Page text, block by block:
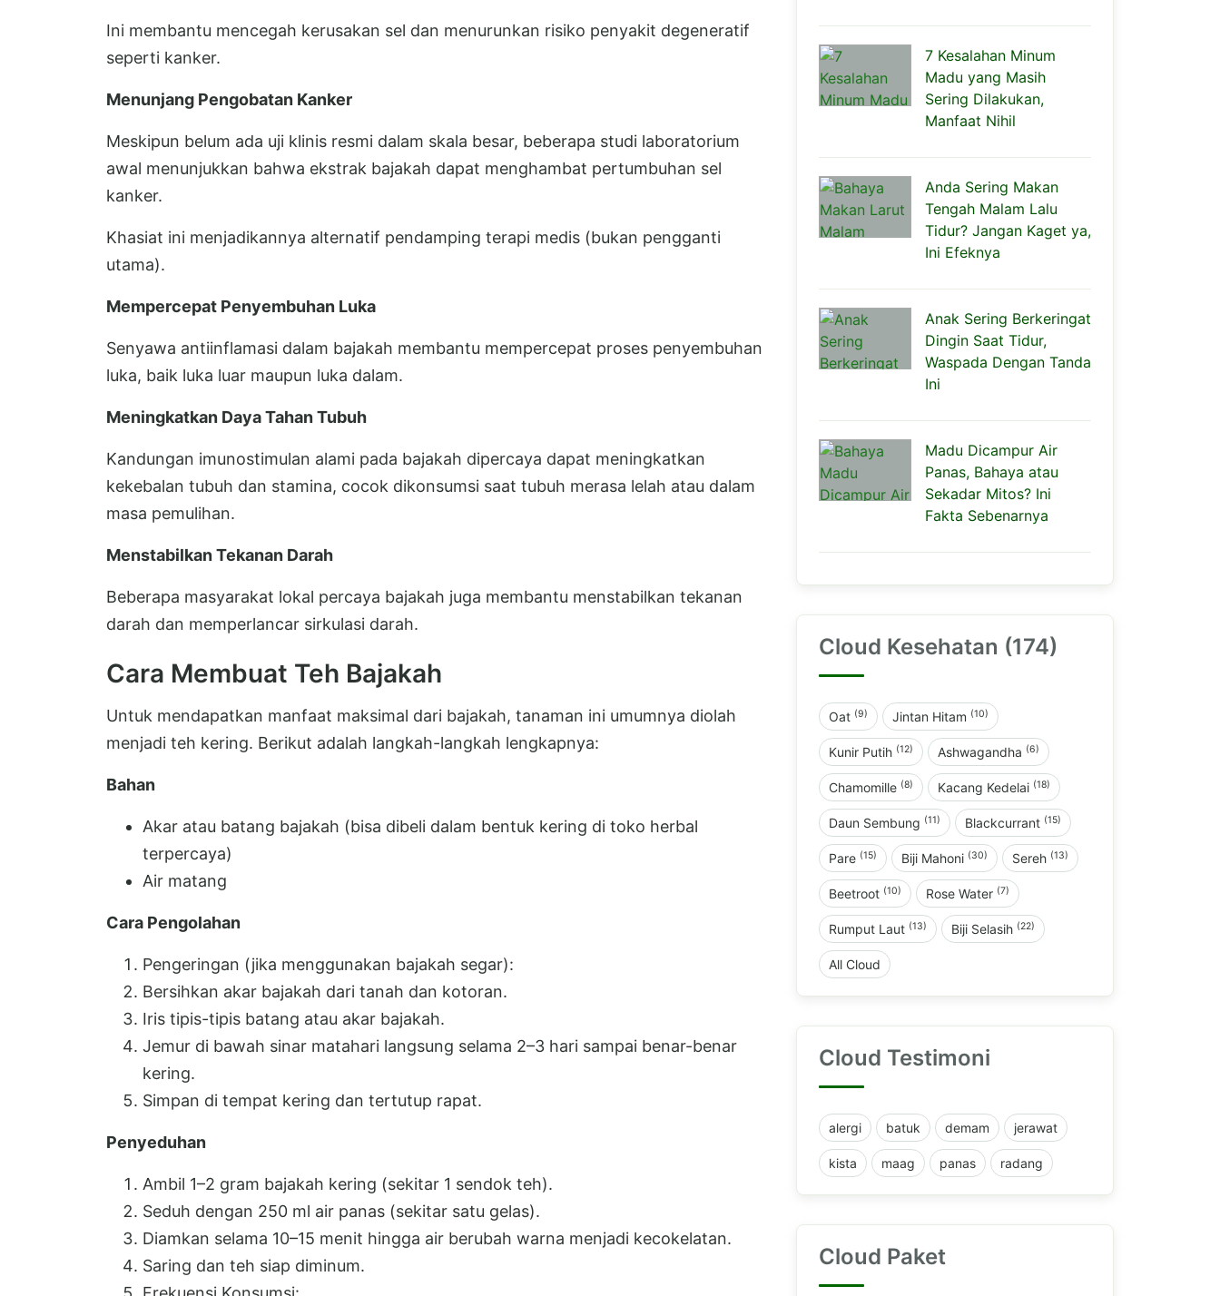
Ini membantu mencegah kerusakan sel dan menurunkan risiko penyakit degeneratif
seperti kanker.
Menunjang Pengobatan Kanker
Meskipun belum ada uji klinis resmi dalam skala besar, beberapa studi laboratorium
awal menunjukkan bahwa ekstrak bajakah dapat menghambat pertumbuhan sel
kanker.
Khasiat ini menjadikannya alternatif pendamping terapi medis (bukan pengganti
utama).
Mempercepat Penyembuhan Luka
Senyawa antiinflamasi dalam bajakah membantu mempercepat proses penyembuhan
luka, baik luka luar maupun luka dalam.
Meningkatkan Daya Tahan Tubuh
Kandungan imunostimulan alami pada bajakah dipercaya dapat meningkatkan
kekebalan tubuh dan stamina, cocok dikonsumsi saat tubuh merasa lelah atau dalam
masa pemulihan.
Menstabilkan Tekanan Darah
Beberapa masyarakat lokal percaya bajakah juga membantu menstabilkan tekanan
darah dan memperlancar sirkulasi darah.
Cara Membuat Teh Bajakah
Untuk mendapatkan manfaat maksimal dari bajakah, tanaman ini umumnya diolah
menjadi teh kering. Berikut adalah langkah-langkah lengkapnya:
Bahan
Akar atau batang bajakah (bisa dibeli dalam bentuk kering di toko herbal
terpercaya)
Air matang
Cara Pengolahan
Pengeringan (jika menggunakan bajakah segar):
Bersihkan akar bajakah dari tanah dan kotoran.
Iris tipis-tipis batang atau akar bajakah.
Jemur di bawah sinar matahari langsung selama 2–3 hari sampai benar-benar
kering.
Simpan di tempat kering dan tertutup rapat.
Penyeduhan
Ambil 1–2 gram bajakah kering (sekitar 1 sendok teh).
Seduh dengan 250 ml air panas (sekitar satu gelas).
Diamkan selama 10–15 menit hingga air berubah warna menjadi kecokelatan.
Saring dan teh siap diminum.
7 Kesalahan Minum
Madu yang Masih
Sering Dilakukan,
Manfaat Nihil
Anda Sering Makan
Tengah Malam Lalu
Tidur? Jangan Kaget ya,
Ini Efeknya
Anak Sering Berkeringat
Dingin Saat Tidur,
Waspada Dengan Tanda
Ini
Madu Dicampur Air
Panas, Bahaya atau
Sekadar Mitos? Ini
Fakta Sebenarnya
Cloud Kesehatan (174)
Oat (9) Jintan Hitam (10)
Kunir Putih (12) Ashwagandha (6)
Chamomille (8) Kacang Kedelai (18)
Daun Sembung (11) Blackcurrant (15)
Pare (15) Biji Mahoni (30) Sereh (13)
Beetroot (10) Rose Water (7)
Rumput Laut (13) Biji Selasih (22)
All Cloud
Cloud Testimoni
alergi batuk demam jerawat
kista maag panas radang
Cloud Paket